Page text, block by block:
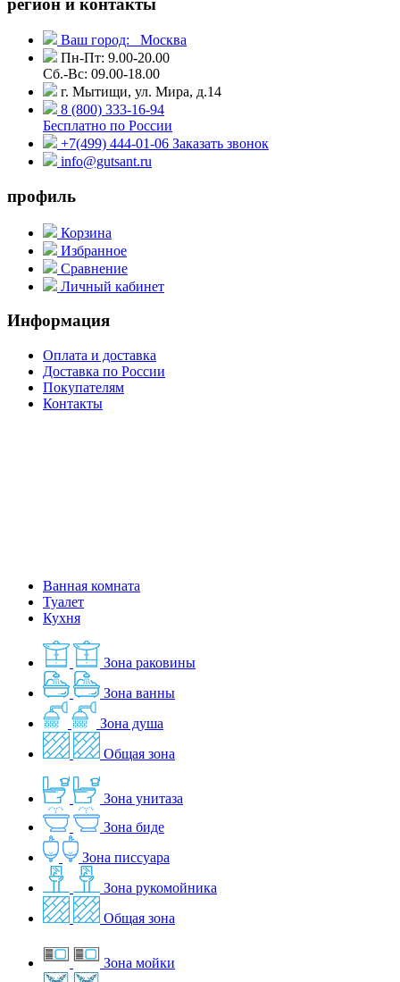
Ваш город:
Москва
Пн-Пт: 9.00-20.00
Сб.-Вс: 09.00-18.00
г. Мытищи, ул. Мира, д.14
8 (800) 333-16-94
Бесплатно по России
+7(499) 444-01-06 Заказать звонок
info@gutsant.ru
профиль
Корзина
Избранное
Сравнение
Личный кабинет
Информация
Оплата и доставка
Доставка по России
Покупателям
Контакты
Ванная комната
Туалет
Кухня
Зона раковины
Зона ванны
Зона душа
Общая зона
Зона унитаза
Зона биде
Зона писсуара
Зона рукомойника
Общая зона
Зона мойки